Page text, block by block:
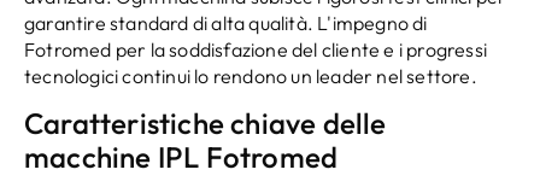
garantire standard di alta qualità. L'impegno di
Fotromed per la soddisfazione del cliente e i progressi
tecnologici continui lo rendono un leader nel settore.
Caratteristiche chiave delle
macchine IPL Fotromed